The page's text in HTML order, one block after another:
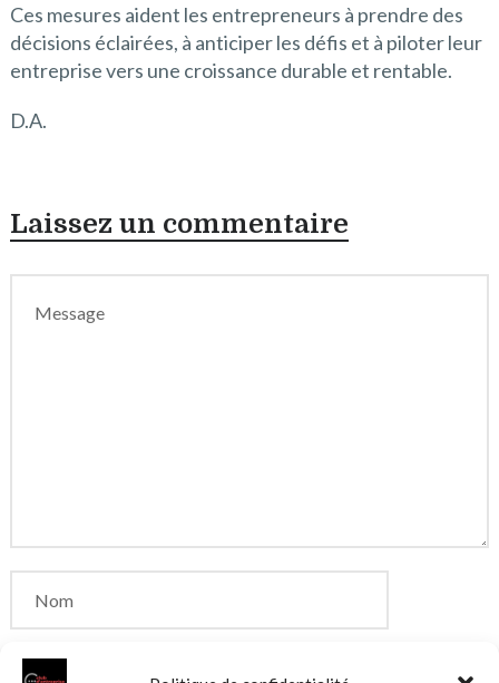
Ces mesures aident les entrepreneurs à prendre des
décisions éclairées, à anticiper les défis et à piloter leur
entreprise vers une croissance durable et rentable.
D.A.
Laissez un commentaire